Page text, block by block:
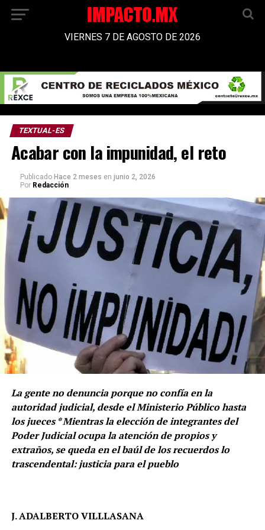
VIERNES 7 DE AGOSTO DE 2026
TEXTUAL-ES
Acabar con la impunidad, el reto
Publicado Hace 2 meses en junio 2, 2026
Por Redacción
La gente no denuncia porque no confía en la
autoridad judicial, desde el Ministerio Público hasta
los jueces * Mientras la elección de integrantes del
Poder Judicial ocupa la atención de propios y
extraños, se queda en el baúl de los recuerdos lo
trascendental: justicia para el pueblo
J. ADALBERTO VILLLASANA